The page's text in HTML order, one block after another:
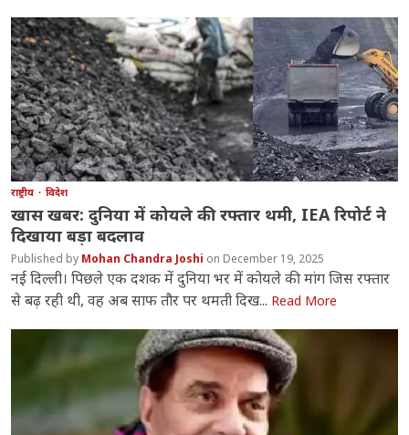
राष्ट्रीय विदेश
खास खबर: दुनिया में कोयले की रफ्तार थमी, IEA रिपोर्ट ने
दिखाया बड़ा बदलाव
Mohan Chandra Joshi December 19, 2025
नई दिल्ली। पिछले एक दशक में दुनिया भर में कोयले की मांग जिस रफ्तार
से बढ़ रही थी, वह अब साफ तौर पर थमती दिख... Read More